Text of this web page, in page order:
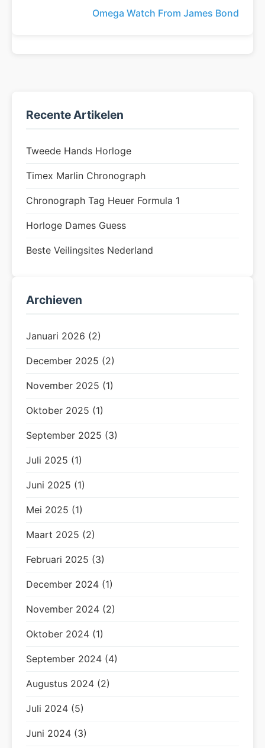
Omega Watch From James Bond
Recente Artikelen
Tweede Hands Horloge
Timex Marlin Chronograph
Chronograph Tag Heuer Formula 1
Horloge Dames Guess
Beste Veilingsites Nederland
Archieven
Januari 2026 (2)
December 2025 (2)
November 2025 (1)
Oktober 2025 (1)
September 2025 (3)
Juli 2025 (1)
Juni 2025 (1)
Mei 2025 (1)
Maart 2025 (2)
Februari 2025 (3)
December 2024 (1)
November 2024 (2)
Oktober 2024 (1)
September 2024 (4)
Augustus 2024 (2)
Juli 2024 (5)
Juni 2024 (3)